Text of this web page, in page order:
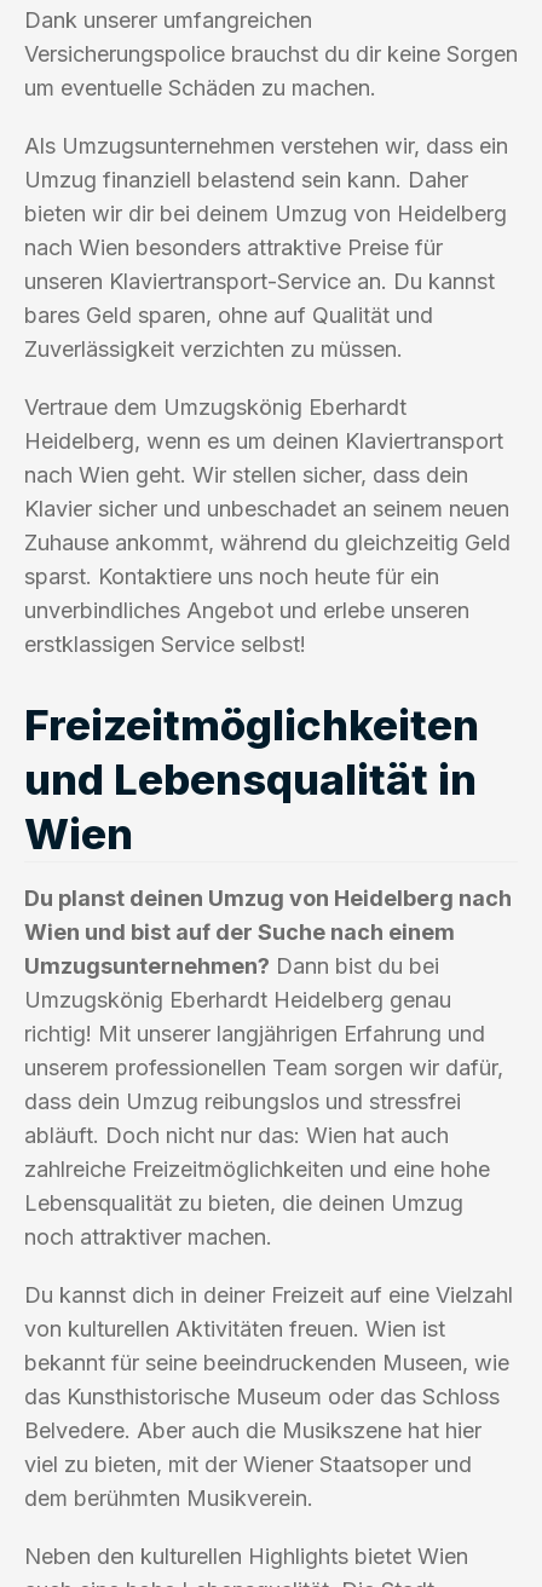
Dank unserer umfangreichen
Versicherungspolice brauchst du dir keine Sorgen
um eventuelle Schäden zu machen.
Als Umzugsunternehmen verstehen wir, dass ein
Umzug finanziell belastend sein kann. Daher
bieten wir dir bei deinem Umzug von Heidelberg
nach Wien besonders attraktive Preise für
unseren Klaviertransport-Service an. Du kannst
bares Geld sparen, ohne auf Qualität und
Zuverlässigkeit verzichten zu müssen.
Vertraue dem Umzugskönig Eberhardt
Heidelberg, wenn es um deinen Klaviertransport
nach Wien geht. Wir stellen sicher, dass dein
Klavier sicher und unbeschadet an seinem neuen
Zuhause ankommt, während du gleichzeitig Geld
sparst. Kontaktiere uns noch heute für ein
unverbindliches Angebot und erlebe unseren
erstklassigen Service selbst!
Freizeitmöglichkeiten
und Lebensqualität in
Wien
Du planst deinen Umzug von Heidelberg nach
Wien und bist auf der Suche nach einem
Umzugsunternehmen? Dann bist du bei
Umzugskönig Eberhardt Heidelberg genau
richtig! Mit unserer langjährigen Erfahrung und
unserem professionellen Team sorgen wir dafür,
dass dein Umzug reibungslos und stressfrei
abläuft. Doch nicht nur das: Wien hat auch
zahlreiche Freizeitmöglichkeiten und eine hohe
Lebensqualität zu bieten, die deinen Umzug
noch attraktiver machen.
Du kannst dich in deiner Freizeit auf eine Vielzahl
von kulturellen Aktivitäten freuen. Wien ist
bekannt für seine beeindruckenden Museen, wie
das Kunsthistorische Museum oder das Schloss
Belvedere. Aber auch die Musikszene hat hier
viel zu bieten, mit der Wiener Staatsoper und
dem berühmten Musikverein.
Neben den kulturellen Highlights bietet Wien